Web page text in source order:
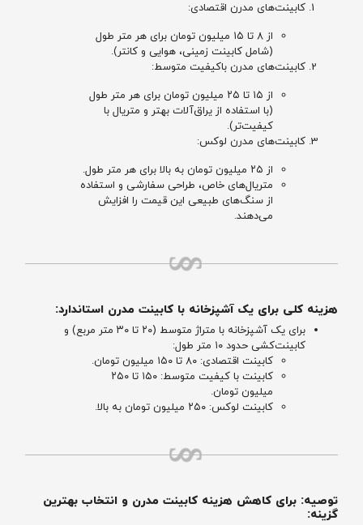
کابینت‌های مدرن اقتصادی:
از ۸ تا ۱۵ میلیون تومان برای هر متر طول
(شامل کابینت زمینی، هوایی و کانتر).
کابینت‌های مدرن باکیفیت متوسط:
از ۱۵ تا ۲۵ میلیون تومان برای هر متر طول
(با استفاده از یراق‌آلات بهتر و متریال با
کیفیت‌تر).
کابینت‌های مدرن لوکس:
از ۲۵ میلیون تومان به بالا برای هر متر طول.
متریال‌های خاص، طراحی سفارشی و استفاده
از سنگ‌های طبیعی این قیمت را افزایش
می‌دهند.
هزینه کلی برای یک آشپزخانه با کابینت مدرن استاندارد:
برای یک آشپزخانه با متراژ متوسط (۲۰ تا ۳۰ متر مربع) و
کابینت‌کشی حدود ۱۰ متر طول:
کابینت اقتصادی: ۸۰ تا ۱۵۰ میلیون تومان.
کابینت با کیفیت متوسط: ۱۵۰ تا ۲۵۰
میلیون تومان.
کابینت لوکس: ۲۵۰ میلیون تومان به بالا.
توصیه: برای کاهش هزینه‌ کابینت مدرن و انتخاب بهترین
گزینه: